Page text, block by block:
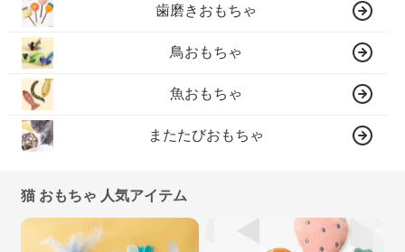
歯磨きおもちゃ
鳥おもちゃ
魚おもちゃ
またたびおもちゃ
猫 おもちゃ 人気アイテム